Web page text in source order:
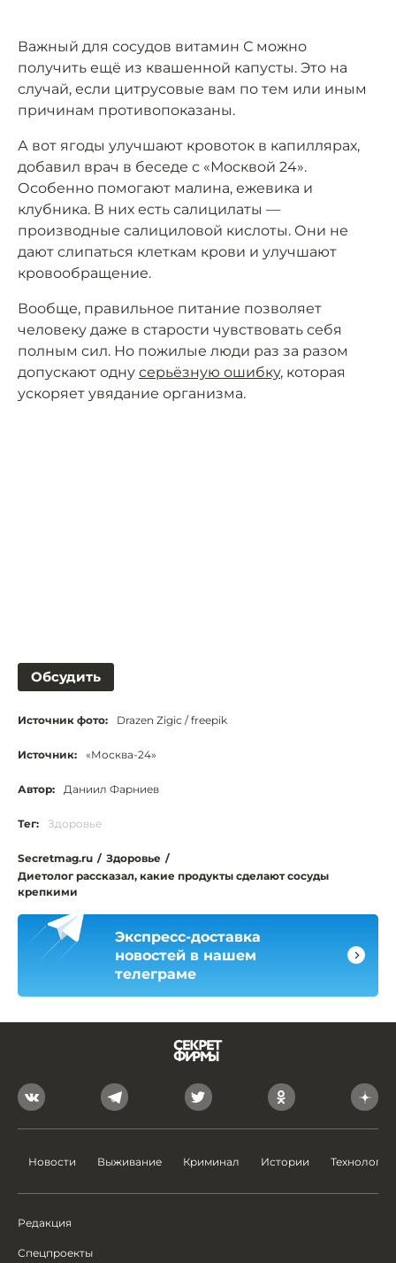
Важный для сосудов витамин С можно
получить ещё из квашенной капусты. Это на
случай, если цитрусовые вам по тем или иным
причинам противопоказаны.
А вот ягоды улучшают кровоток в капиллярах,
добавил врач в беседе с «Москвой 24».
Особенно помогают малина, ежевика и
клубника. В них есть салицилаты —
производные салициловой кислоты. Они не
дают слипаться клеткам крови и улучшают
кровообращение.
Вообще, правильное питание позволяет
человеку даже в старости чувствовать себя
полным сил. Но пожилые люди раз за разом
допускают одну серьёзную ошибку, которая
ускоряет увядание организма.
Обсудить
Источник фото: Drazen Zigic / freepik
Источник: «Москва-24»
Автор: Даниил Фарниев
Тег: Здоровье
Secretmag.ru / Здоровье /
Диетолог рассказал, какие продукты сделают сосуды
крепкими
Экспресс-доставка
новостей в нашем
телеграме
Новости Выживание Криминал Истории Технологии
Редакция
Спецпроекты